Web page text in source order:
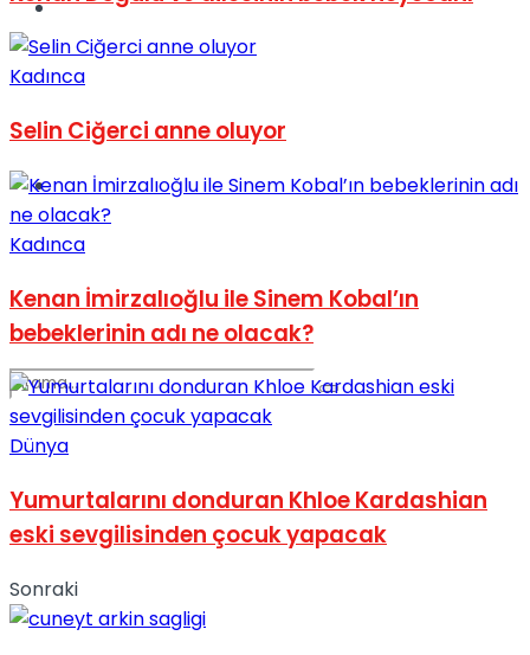
Spor
Podcast
Kadınca
Selin Ciğerci anne oluyor
Kadınca
Kenan İmirzalıoğlu ile Sinem Kobal’ın
bebeklerinin adı ne olacak?
Dünya
Yumurtalarını donduran Khloe Kardashian
eski sevgilisinden çocuk yapacak
Sonraki